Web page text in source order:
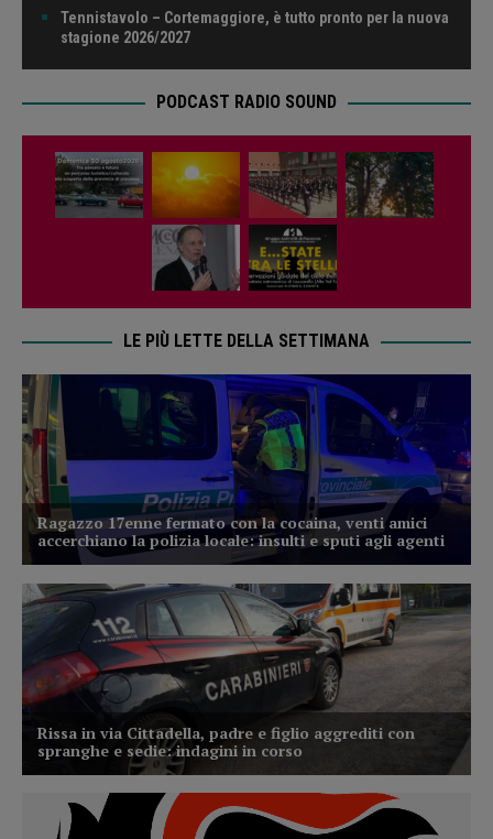
Tennistavolo – Cortemaggiore, è tutto pronto per la nuova
stagione 2026/2027
PODCAST RADIO SOUND
LE PIÙ LETTE DELLA SETTIMANA